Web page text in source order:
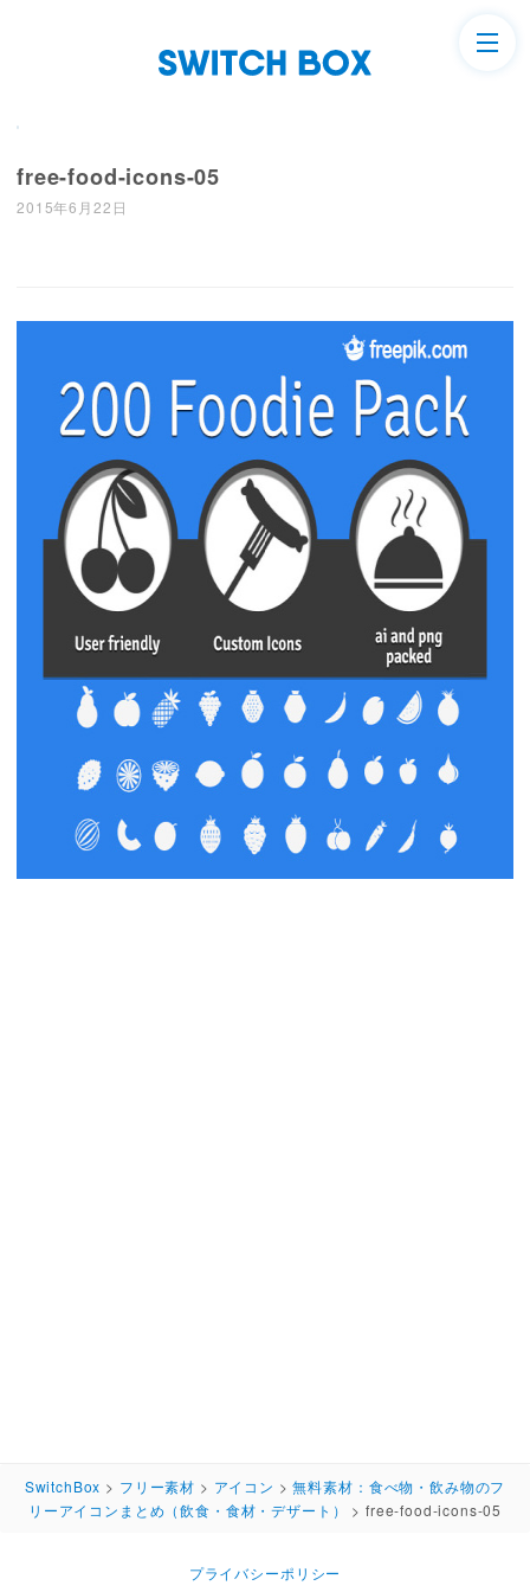
free-food-icons-05
2015年6月22日
SwitchBox > フリー素材 > アイコン >無料素材：食べ物・飲み物のフ
リーアイコンまとめ（飲食・食材・デザート）
>free-food-icons-05
プライバシーポリシー